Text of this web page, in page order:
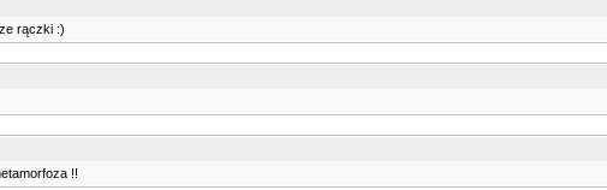
rączki :)
!!